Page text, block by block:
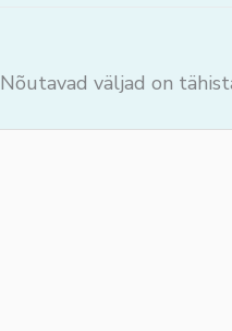
Nõutavad väljad on